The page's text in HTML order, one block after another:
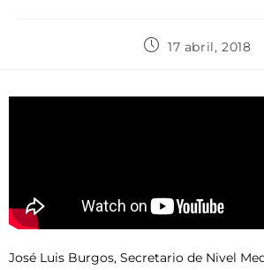
17 abril, 2018
José Luis Burgos, Secretario de Nivel